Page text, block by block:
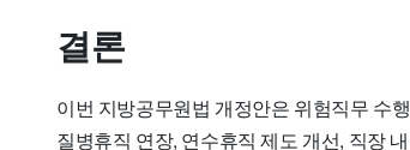
결론
이번 지방공무원법 개정안은 위험직무 수
질병휴직 연장, 연수휴직 제도 개선, 직장